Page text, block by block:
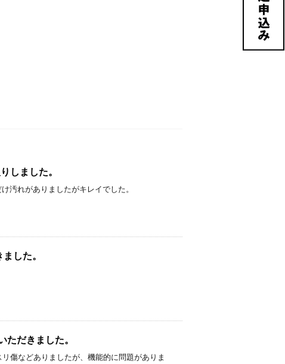
しました。
汚れがありましたがキレイでした。
した。
だきました。
傷などありましたが、機能的に問題がありま